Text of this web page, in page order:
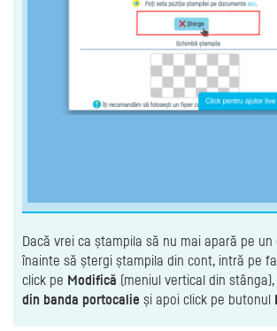
Dacă vrei ca ștampila să nu mai apară pe
înainte să ștergi ștampila din cont, intră pe
click pe Modifică (meniul vertical din
din banda portocalie și apoi click pe butonul